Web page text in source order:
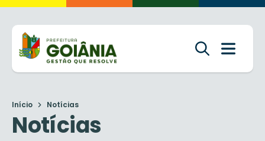
Início Notícias
Notícias